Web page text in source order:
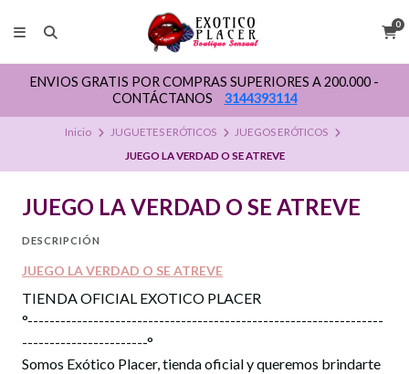
0
ENVIOS GRATIS POR COMPRAS SUPERIORES A 200.000 -
CONTÁCTANOS
3144393114
Inicio JUGUETES ERÓTICOS
JUEGOS ERÓTICOS
JUEGO LA VERDAD O SE ATREVE
JUEGO LA VERDAD O SE ATREVE
DESCRIPCIÓN
JUEGO LA VERDAD O SE ATREVE
TIENDA OFICIAL EXOTICO PLACER
°-----------------------------------------------------------------
-----------------------°
Somos Exótico Placer, tienda oficial y queremos brindarte